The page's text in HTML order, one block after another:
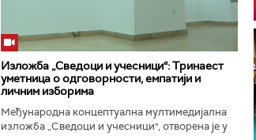
Изложба „Сведоци и учесници“: Тринаест
уметница о одговорности, емпатији и
личним изборима
Међународна концептуална мултимедијална
изложба „Сведоци и учесници", отворена је у